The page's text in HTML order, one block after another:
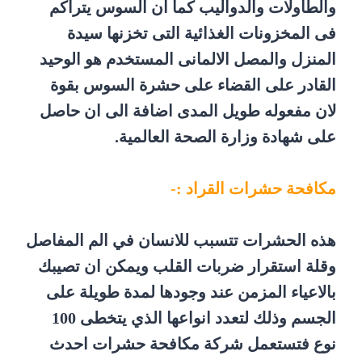
والطاولات والدواليب كما ان السوس يتراكم
فى المخزونات الغذائية التى تخزنها سيدة
المنزل والمصل الالمانى المستخدم هو الوحيد
القادر على القضاء على حشرة السوس بقوة
لان مفعوله طويل المدى اضافة الى ان حاصل
على شهادة وزارة الصحة العالمية.
مكافحة حشرات القراد :-
هذه الحشرات تتسبب للانسان في الم المفاصل
وقلة استقرار ضربات القلب ويمكن ان تصيبك
بالاعياء المزمن عند وجودها لمدة طويلة على
الجسم وذلك لتعدد انواعها الذي يتخطى 100
نوع فتستعمل شركة مكافحة حشرات احدث